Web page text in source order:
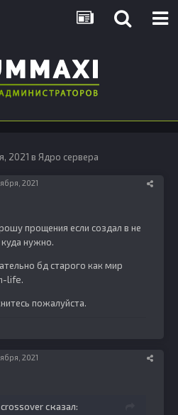
2021 в Ядро сервера
2021
прощения если создал в не
нужно.
бд старого как мир
life.
пожалуйста.
2021
crossoverсказал: